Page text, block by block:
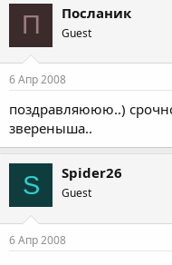
П Посланик
Guest
6 Апр 2008
поздравляююю..)
звереныша..
S Spider26
Guest
6 Апр 2008